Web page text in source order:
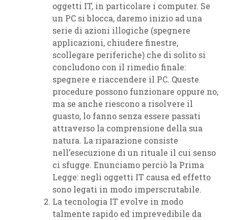
oggetti IT, in particolare i computer. Se
un PC si blocca, daremo inizio ad una
serie di azioni illogiche (spegnere
applicazioni, chiudere finestre,
scollegare periferiche) che di solito si
concludono con il rimedio finale:
spegnere e riaccendere il PC. Queste
procedure possono funzionare oppure no,
ma se anche riescono a risolvere il
guasto, lo fanno senza essere passati
attraverso la comprensione della sua
natura. La riparazione consiste
nell’esecuzione di un rituale il cui senso
ci sfugge. Enunciamo perciò la Prima
Legge: negli oggetti IT causa ed effetto
sono legati in modo imperscrutabile.
La tecnologia IT evolve in modo
talmente rapido ed imprevedibile da